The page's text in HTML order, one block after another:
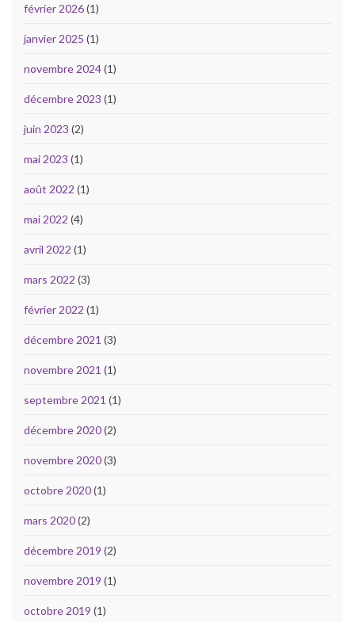
février 2026(1)
janvier 2025 (1)
novembre 2024(1)
décembre 2023 (1)
juin 2023 (2)
mai 2023 (1)
août 2022 (1)
mai 2022 (4)
avril 2022 (1)
mars 2022 (3)
février 2022 (1)
décembre 2021 (3)
novembre 2021 (1)
septembre 2021 (1)
décembre 2020(2)
novembre 2020(3)
octobre 2020(1)
mars 2020(2)
décembre 2019 (2)
novembre 2019 (1)
octobre 2019 (1)